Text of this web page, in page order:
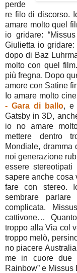
perde
re filo di discorso.
amare molto quel
io gridare:
Giulietta io gridare:
dopo di Baz
molto con quel
più fregna. Dopo
amore con Satine
Io amare molto
- Gara di ballo, e
Gatsby in 3D,
io no amare
mettere dentro
Mondiale,
noi generazione
essere
sapere anche cosa
fare con stereo.
sembrare
complicata.
cattivone…
troppo alla Via col
troppo melò,
no piacere
me in cuore due
Rainbow” e